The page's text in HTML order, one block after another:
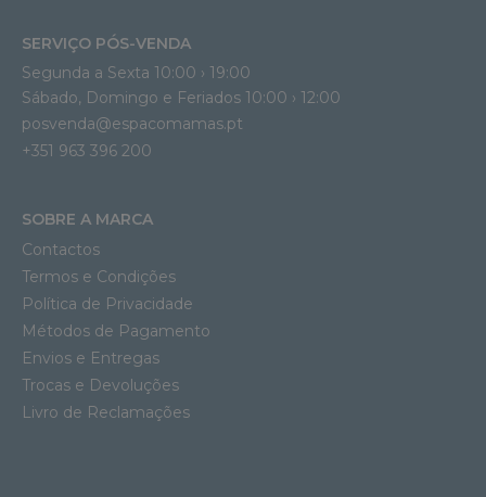
SERVIÇO PÓS-VENDA
Segunda a Sexta 10:00 › 19:00
Sábado, Domingo e Feriados 10:00 › 12:00
posvenda@espacomamas.pt
+351 963 396 200
SOBRE A MARCA
Contactos
Termos e Condições
Política de Privacidade
Métodos de Pagamento
Envios e Entregas
Trocas e Devoluções
Livro de Reclamações